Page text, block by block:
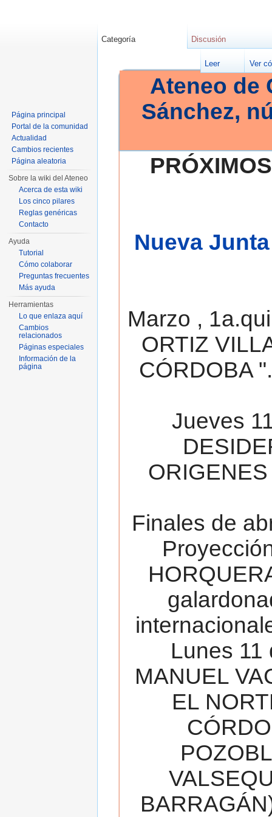
Ateneo de
Sánchez,
Nueva
Marzo ,
ORTIZ
CÓRDOBA
Jueves
Finales de
Lunes 11
MANUEL
EL
Categoría Discusión
Leer Ver
Página principal
Portal de la comunidad
Actualidad
Cambios recientes
Página aleatoria
Sobre la wiki del Ateneo
Acerca de esta wiki
Los cinco pilares
Reglas genéricas
Contacto
Ayuda
Tutorial
Cómo colaborar
Preguntas frecuentes
Más ayuda
Herramientas
Lo que enlaza aquí
Cambios
relacionados
Páginas especiales
Información de la
página